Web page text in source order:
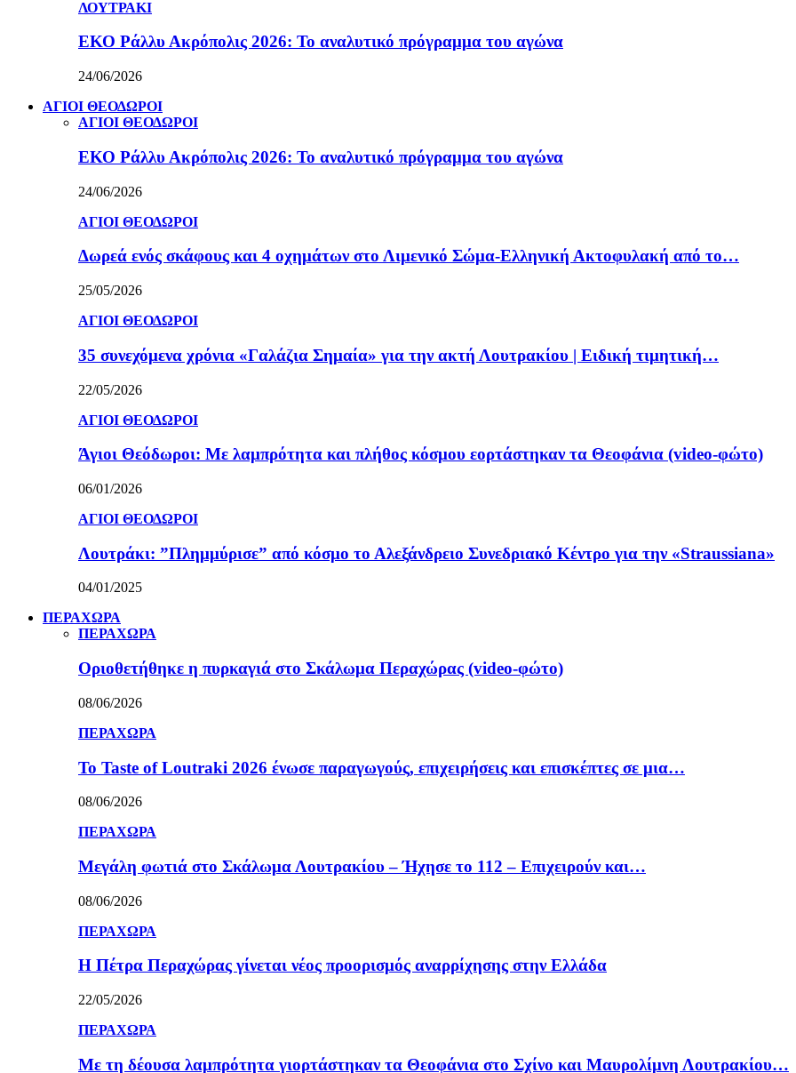
ΛΟΥΤΡΑΚΙ
ΕΚΟ Ράλλυ Ακρόπολις 2026: Το αναλυτικό πρόγραμμα του αγώνα
24/06/2026
ΑΓΙΟΙ ΘΕΟΔΩΡΟΙ
ΑΓΙΟΙ ΘΕΟΔΩΡΟΙ
ΕΚΟ Ράλλυ Ακρόπολις 2026: Το αναλυτικό πρόγραμμα του αγώνα
24/06/2026
ΑΓΙΟΙ ΘΕΟΔΩΡΟΙ
Δωρεά ενός σκάφους και 4 οχημάτων στο Λιμενικό Σώμα-Ελληνική Ακτοφυλακή από το…
25/05/2026
ΑΓΙΟΙ ΘΕΟΔΩΡΟΙ
35 συνεχόμενα χρόνια «Γαλάζια Σημαία» για την ακτή Λουτρακίου | Ειδική τιμητική…
22/05/2026
ΑΓΙΟΙ ΘΕΟΔΩΡΟΙ
Άγιοι Θεόδωροι: Με λαμπρότητα και πλήθος κόσμου εορτάστηκαν τα Θεοφάνια (video-φώτο)
06/01/2026
ΑΓΙΟΙ ΘΕΟΔΩΡΟΙ
Λουτράκι: ”Πλημμύρισε” από κόσμο το Αλεξάνδρειο Συνεδριακό Κέντρο για την «Straussiana»
04/01/2025
ΠΕΡΑΧΩΡΑ
ΠΕΡΑΧΩΡΑ
Οριοθετήθηκε η πυρκαγιά στο Σκάλωμα Περαχώρας (video-φώτο)
08/06/2026
ΠΕΡΑΧΩΡΑ
Το Taste of Loutraki 2026 ένωσε παραγωγούς, επιχειρήσεις και επισκέπτες σε μια…
08/06/2026
ΠΕΡΑΧΩΡΑ
Μεγάλη φωτιά στο Σκάλωμα Λουτρακίου – Ήχησε το 112 – Επιχειρούν και…
08/06/2026
ΠΕΡΑΧΩΡΑ
Η Πέτρα Περαχώρας γίνεται νέος προορισμός αναρρίχησης στην Ελλάδα
22/05/2026
ΠΕΡΑΧΩΡΑ
Με τη δέουσα λαμπρότητα γιορτάστηκαν τα Θεοφάνια στο Σχίνο και Μαυρολίμνη Λουτρακίου…